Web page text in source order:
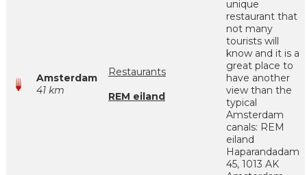
Amsterdam
41 km
Restaurants
REM eiland
unique
restaurant that
not many
tourists will
know and it is a
great place to
have another
view than the
typical
Amsterdam
canals: REM
eiland
Haparandadam
45, 1013 AK